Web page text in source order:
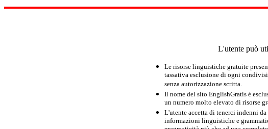
L'utente può
Le risorse linguistiche gratuite
tassativa esclusione di ogni
senza autorizzazione scritta.
Il nome del sito EnglishGratis è
un numero molto elevato di risorse
L'utente accetta di tenerci indenni
informazioni linguistiche e